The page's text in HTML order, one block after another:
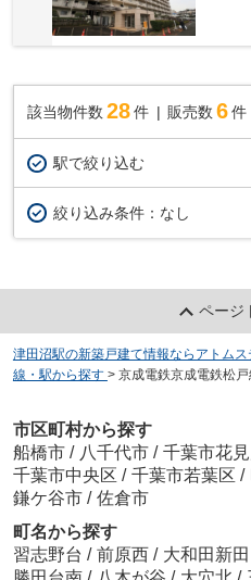
該当物件数 28件 販売数 6 件
駅で絞り込む
絞り込み条件： なし
ページ
津田沼駅の新築戸建て情報ならアトムス
線・駅から探す > 京成電鉄京成電鉄松
市区町村から探す
船橋市 / 八千代市 / 千葉市花
千葉市中央区 / 千葉市若葉区 /
鎌ケ谷市 / 佐倉市
町名から探す
習志野台 / 前原西 / 大和田新田